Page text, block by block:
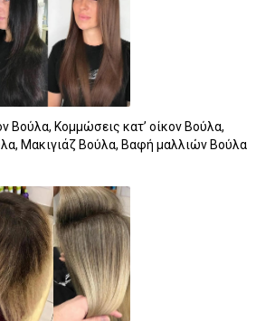
Βούλα, Κομμώσεις κατ’ οίκον Βούλα,
Μακιγιάζ Βούλα, Βαφή μαλλιών Βούλα